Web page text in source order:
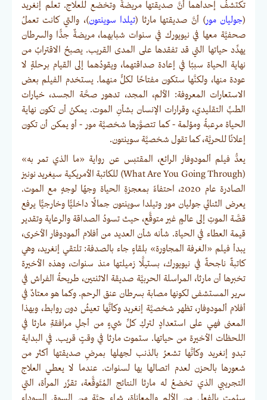
تكتشفُ إحداهما أنَّ صديقتها مريضةٌ وتخضع للعلاج. تعلم إنغريد
(جوليان مور) أنَّ صديقتها مارثا (تيلدا سوينتون)، والتي كانت تعملُ
صحفيَّة معها في نيويورك في سنوات شبابهما، مريضةٌ جدًّا والسرطان
يهدِّد حياتها التي قد تفقدها على المدى القريب. يصبحُ الاقترابُ من
نهاية الحياة سببًا في إعادة صداقتهما، ويقودُهما إلى القيام برحلةٍ لا
عودة منها، ولكنَّها ستكون مفتاحًا لكلٍّ منهما. يستخدم الفيلم بعض
الاستعارات المعروفة: الألم، المجد، تدهور صحَّة الجسد، خيارات
الطبِّ التقليدي، وقرارات الإنسان بشأنِ الموت. يمكنُ أن تكون نهاية
الحياة مرعبةً ومؤلمة - كما تتصوَّرها شخصيَّة مور - أو يمكن أن تكون
إعلانًا للحريَّة، كما تقول شخصيَّة سوينتون.
يعدُّ فيلم ألمودوفار الرائع، المقتبس عن رواية «ما الذي تمر به»
(What Are You Going Through) للكاتبة الأمريكية سيغريد نونيز
الصادرة عام 2020، احتفاءً بمعجزةِ الحياة وجهًا لوجهٍ مع الموت.
يعرض الثنائي جوليان مور وتيلدا سوينتون جمالًا داخليًّا وخارجيًّا يرفع
قصَّة الموتِ إلى عالمٍ غير متوقَّع، حيث تسودُ الصداقة والرعاية وتقدير
قيمة العطاء في الحياة. شأنه شأن العديد من أفلام ألمودوفار الأخرى،
يبدأ فيلم «الغرفة المجاورة» بلقاءٍ جاء بالصدفة: تلتقي إنغريد، وهي
كاتبةٌ ناجحةٌ في نيويورك، بستيلَّا زميلتها منذ سنوات، وهذه الأخيرة
تخبرها أن مارثا، المراسلة الحربيَّة صديقة الاثنتين، طريحةُ الفراش في
سرير المستشفى لكونها مصابة بسرطان عنق الرحم. وكما هو معتادٌ في
أفلام ألمودوفار، تظهر شخصيَّة إنغريد وكأنَّها تعيشُ دون روابط، وبهذا
المعنى فهي على استعدادٍ لتركِ كلِّ شيءٍ من أجلِ مرافقةِ مارثا في
اللحظات الأخيرة من حياتها. ستموت مارثا في وقتٍ قريب. في البداية
تبدو إنغريد وكأنَّها تشعرُ بالذنب لجهلها بمرضِ صديقتها أكثر من
شعورها بالحزن لعدم اتصالها بها لسنوات. عندما لا يعطي العلاج
التجريبي الذي تخضعُ له مارثا النتائج المُتَوقَّعة، تقرِّر المرأة، التي